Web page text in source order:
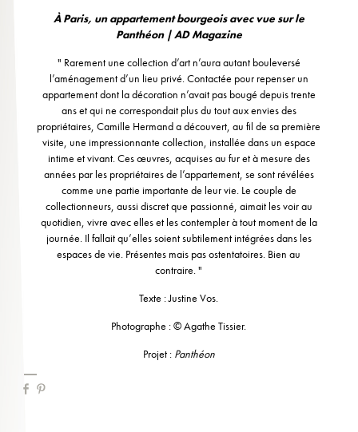
À Paris, un appartement bourgeois avec vue sur le
Panthéon | AD Magazine
" Rarement une collection d’art n’aura autant bouleversé
l’aménagement d’un lieu privé. Contactée pour repenser un
appartement dont la décoration n’avait pas bougé depuis trente
ans et qui ne correspondait plus du tout aux envies des
propriétaires, Camille Hermand a découvert, au fil de sa première
visite, une impressionnante collection, installée dans un espace
intime et vivant. Ces œuvres, acquises au fur et à mesure des
années par les propriétaires de l’appartement, se sont révélées
comme une partie importante de leur vie. Le couple de
collectionneurs, aussi discret que passionné, aimait les voir au
quotidien, vivre avec elles et les contempler à tout moment de la
journée. Il fallait qu’elles soient subtilement intégrées dans les
espaces de vie. Présentes mais pas ostentatoires. Bien au
contraire. "
Texte : Justine Vos.
Photographe : © Agathe Tissier.
Projet : Panthéon